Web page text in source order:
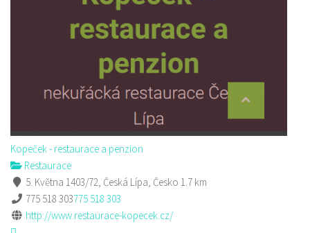
Kopeček - restaurace a penzion
Restaurace
5. Května 1403/72, Česká Lípa, Česko 1.7 km
775 518 303775 518 303
http://www.restaurace-kopecek.cz/